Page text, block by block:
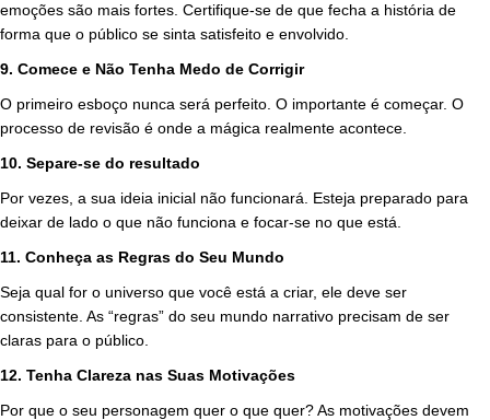
emoções são mais fortes. Certifique-se de que fecha a história de
forma que o público se sinta satisfeito e envolvido.
9. Comece e Não Tenha Medo de Corrigir
O primeiro esboço nunca será perfeito. O importante é começar. O
processo de revisão é onde a mágica realmente acontece.
10. Separe-se do resultado
Por vezes, a sua ideia inicial não funcionará. Esteja preparado para
deixar de lado o que não funciona e focar-se no que está.
11. Conheça as Regras do Seu Mundo
Seja qual for o universo que você está a criar, ele deve ser
consistente. As “regras” do seu mundo narrativo precisam de ser
claras para o público.
12. Tenha Clareza nas Suas Motivações
Por que o seu personagem quer o que quer? As motivações devem